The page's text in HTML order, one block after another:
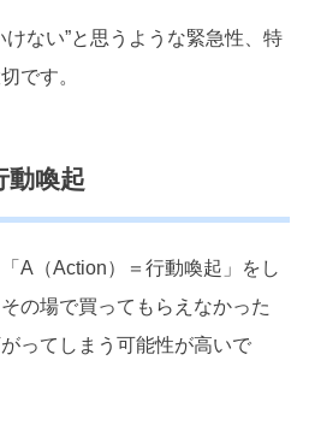
ない”と思うような緊急性、特
です。
喚起
A（Action）＝行動喚起」をし
の場で買ってもらえなかった
ってしまう可能性が高いで